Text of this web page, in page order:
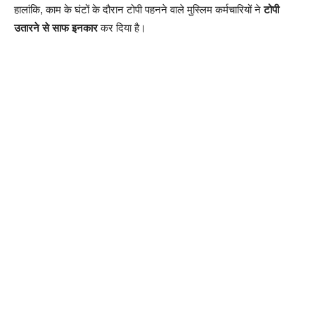
हालांकि, काम के घंटों के दौरान टोपी पहनने वाले मुस्लिम कर्मचारियों नेटोपी
उतारने से साफ इनकारकर दिया है।